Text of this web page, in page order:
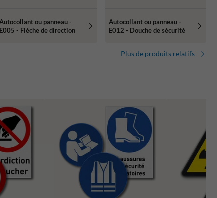
Autocollant ou panneau -
E005 - Flèche de direction
Autocollant ou panneau -
E012 - Douche de sécurité
Plus de produits relatifs